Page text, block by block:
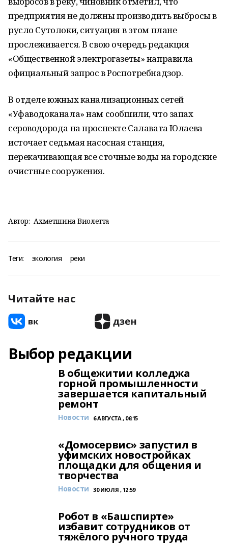
предприятия не должны производить выбросы в
русло Сутолоки, ситуация в этом плане
прослеживается. В свою очередь редакция
«Общественной электрогазеты» направила
официальный запрос в Роспотребнадзор.
В отделеюжных канализационных сетей
«Уфаводоканала» нам сообшили, что запах
сероводорода на проспекте Салавата Юлаева
источает седьмая насосная станция,
перекачивающая все сточные воды на городские
очистные сооружения.
Автор: Ахметшина Виолетта
Теги: экология реки
Читайте нас
Выбор редакции
В общежитии колледжа
горной промышленности
завершается капитальный
ремонт
Новости 6 АВГУСТА , 06:15
«Домосервис» запустил в
уфимских новостройках
площадки для общения и
творчества
Новости 30 ИЮЛЯ , 12:59
Робот в «Башспирте»
избавит сотрудников от
тяжёлого ручного труда